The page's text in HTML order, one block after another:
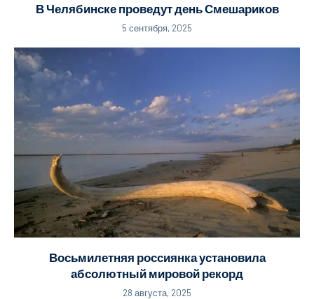
В Челябинске проведут день Смешариков
5 сентября, 2025
Восьмилетняя россиянка установила
абсолютный мировой рекорд
28 августа, 2025